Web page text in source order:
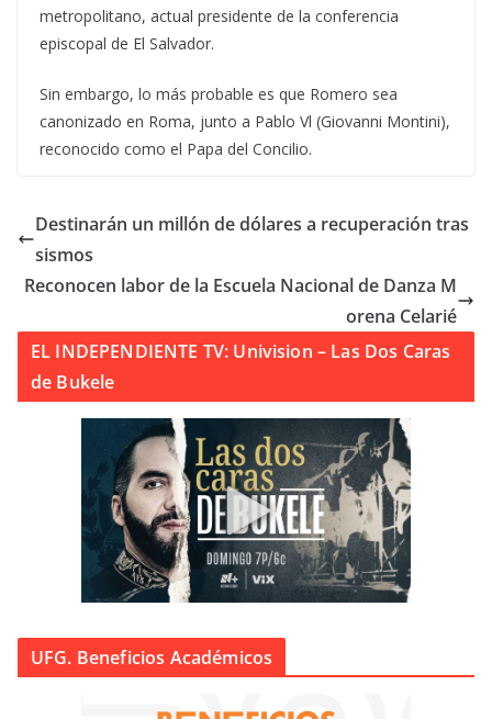
metropolitano, actual presidente de la conferencia
episcopal de El Salvador.
Sin embargo, lo más probable es que Romero sea
canonizado en Roma, junto a Pablo Vl (Giovanni Montini),
reconocido como el Papa del Concilio.
Destinarán un millón de dólares a recuperación tras
sismos
Reconocen labor de la Escuela Nacional de Danza M
orena Celarié
EL INDEPENDIENTE TV: Univision – Las Dos Caras
de Bukele
UFG. Beneficios Académicos